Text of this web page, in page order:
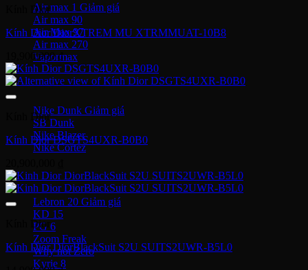
Air max 1
Air max 90
Air Max 97
Air max 270
Vapormax
Giày thời trang
Nike Dunk
SB Dunk
Nike Blazer
Nike Cortez
Giày bóng rổ Nike
Lebron 20
KD 15
PG 6
Zoom Freak
Why not Zero
Kyrie 8
Kính Dior
Kính Dior DiorXTREM MU XTRMMUAT-10B8
19,900,000₫
Kính Dior
Kính Dior DSGTS4UXR-B0B0
Kính Dior
Kính Dior DiorBlackSuit S2U SUITS2UWR-B5L0